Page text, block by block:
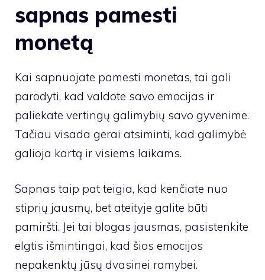
sapnas pamesti
monetą
Kai sapnuojate pamesti monetas, tai gali
parodyti, kad valdote savo emocijas ir
paliekate vertingų galimybių savo gyvenime.
Tačiau visada gerai atsiminti, kad galimybė
galioja kartą ir visiems laikams.
Sapnas taip pat teigia, kad kenčiate nuo
stiprių jausmų, bet ateityje galite būti
pamiršti. Jei tai blogas jausmas, pasistenkite
elgtis išmintingai, kad šios emocijos
nepakenktų jūsų dvasinei ramybei.